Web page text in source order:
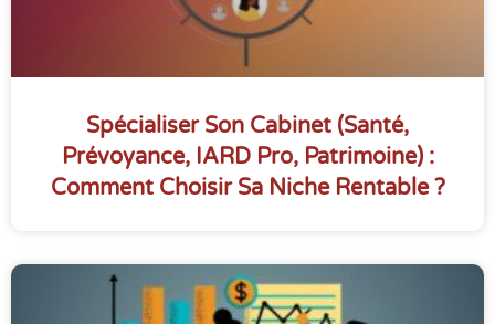
Spécialiser Son Cabinet (santé,
Prévoyance, IARD Pro, Patrimoine) :
Comment Choisir Sa Niche Rentable ?